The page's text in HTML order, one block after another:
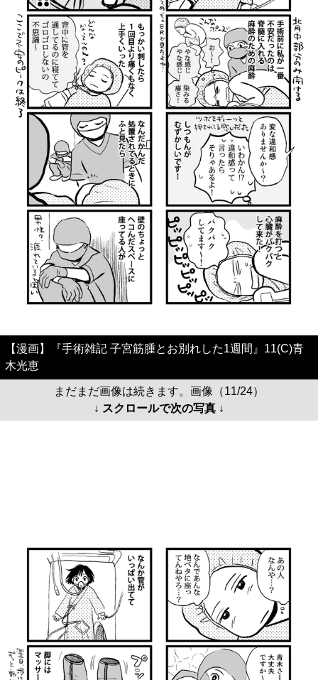
【漫画】『手術雑記 子宮筋腫とお別れした1週間』11(C)青
木光恵
まだまだ画像は続きます。画像（11/24）
↓ スクロールで次の写真 ↓